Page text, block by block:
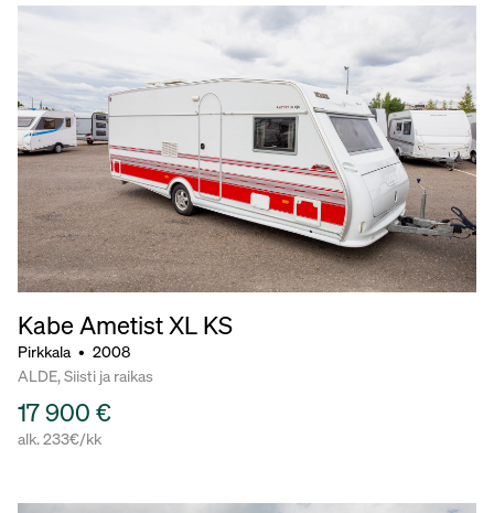
Kabe AmetistXL KS
Pirkkala • 2008
ALDE, Siisti ja raikas
17 900 €
alk. 233€/kk